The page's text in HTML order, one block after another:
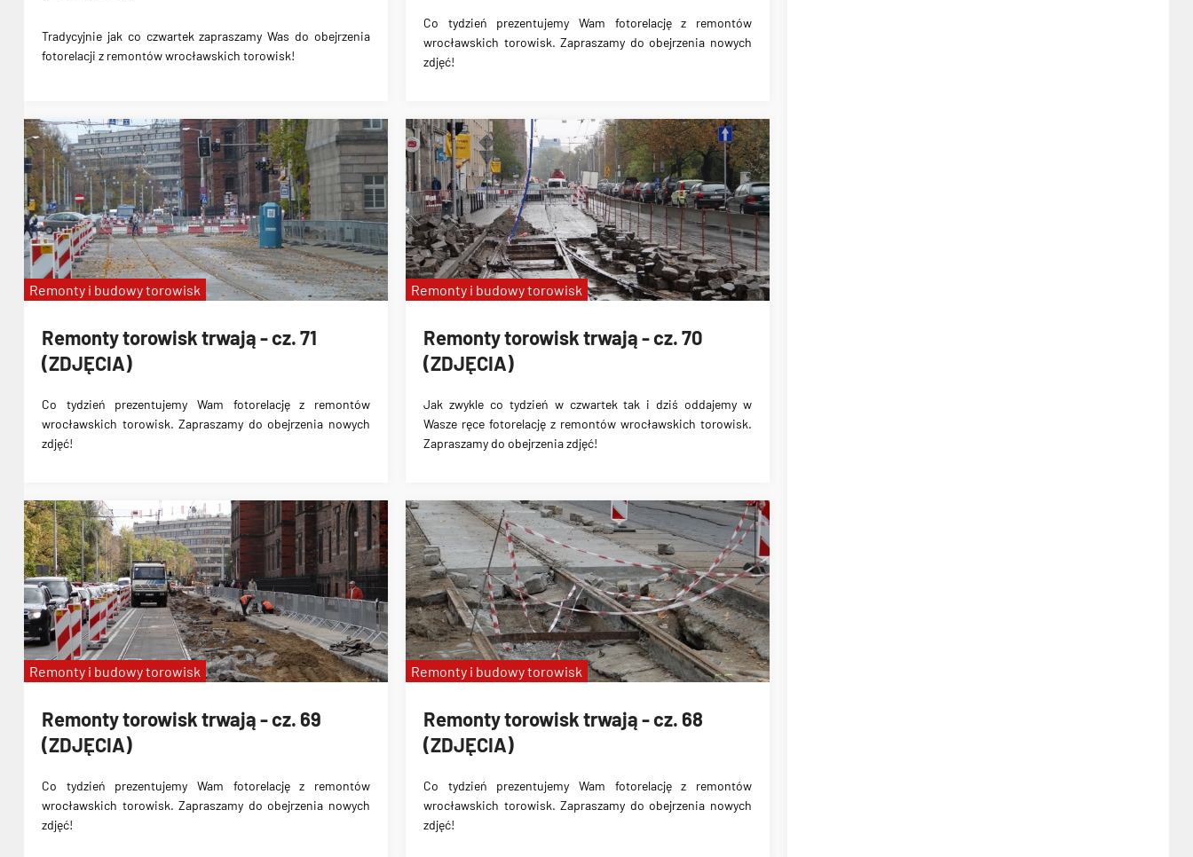
Tradycyjnie jak co czwartek zapraszamy Was do obejrzenia
fotorelacji z remontów wrocławskich torowisk!
Co tydzień prezentujemy Wam fotorelację z remontów
wrocławskich torowisk. Zapraszamy do obejrzenia nowych
zdjęć!
Remonty torowisk trwają - cz. 71
(ZDJĘCIA)
Co tydzień prezentujemy Wam fotorelację z remontów
wrocławskich torowisk. Zapraszamy do obejrzenia nowych
zdjęć!
Remonty i budowy torowisk
Remonty torowisk trwają - cz. 70
(ZDJĘCIA)
Jak zwykle co tydzień w czwartek tak i dziś oddajemy w
Wasze ręce fotorelację z remontów wrocławskich torowisk.
Zapraszamy do obejrzenia zdjęć!
Remonty i budowy torowisk
Remonty torowisk trwają - cz. 69
(ZDJĘCIA)
Co tydzień prezentujemy Wam fotorelację z remontów
wrocławskich torowisk. Zapraszamy do obejrzenia nowych
zdjęć!
Remonty i budowy torowisk
Remonty torowisk trwają - cz. 68
(ZDJĘCIA)
Co tydzień prezentujemy Wam fotorelację z remontów
wrocławskich torowisk. Zapraszamy do obejrzenia nowych
zdjęć!
Remonty i budowy torowisk